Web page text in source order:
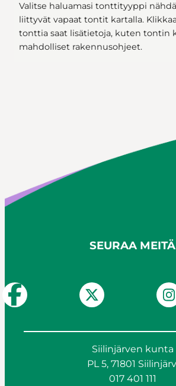
Valitse haluamasi tonttityyppi
liittyvät vapaat tontit kartalla.
tonttia saat lisätietoja, kuten tontin
mahdolliset rakennusohjeet.
SEURAA MEITÄ
Siilinjärven kunta
PL 5, 71801
017 401 111